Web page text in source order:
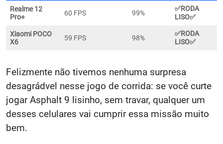
Realme 12
Pro+
60 FPS 99%
✅RODA
LISO✅
Xiaomi POCO
X6
59 FPS 98%
✅RODA
LISO✅
Felizmente não tivemos nenhuma surpresa
desagrádvel nesse jogo de corrida: se você curte
jogar Asphalt 9 lisinho, sem travar, qualquer um
desses celulares vai cumprir essa missão muito
bem.